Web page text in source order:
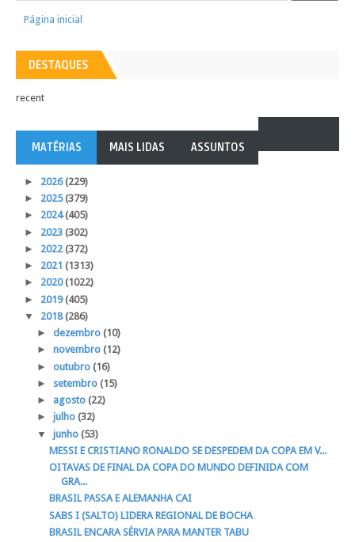
Página inicial
DESTAQUES
recent
MATÉRIAS MAIS LIDAS ASSUNTOS
► 2026(229)
► 2025(379)
► 2024(405)
► 2023 (302)
► 2022(372)
► 2021 (1313)
► 2020(1022)
► 2019(405)
▼ 2018(286)
► dezembro (10)
► novembro (12)
► outubro (16)
► setembro (15)
► agosto (22)
► julho (32)
▼ junho (53)
MESSI E CRISTIANO RONALDO SE DESPEDEM DA COPA EM V...
OITAVAS DE FINAL DA COPA DO MUNDO DEFINIDA COM
GRA...
BRASIL PASSA E ALEMANHA CAI
SABS I (SALTO) LIDERA REGIONAL DE BOCHA
BRASIL ENCARA SÉRVIA PARA MANTER TABU